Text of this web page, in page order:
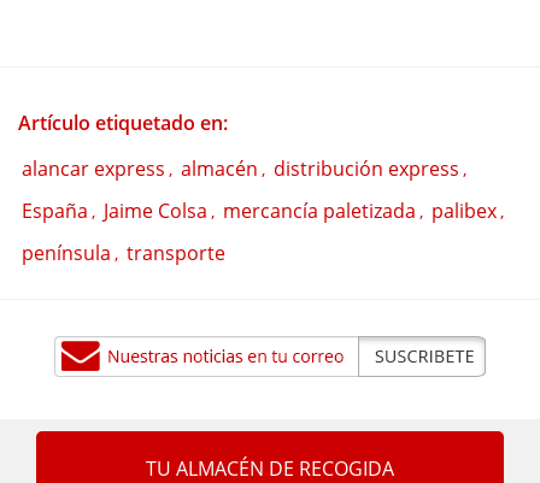
Artículo etiquetado en:
alancar express , almacén , distribución express ,
España , Jaime Colsa , mercancía paletizada , palibex ,
península , transporte
TU ALMACÉN DE RECOGIDA